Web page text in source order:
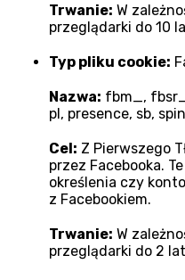
Trwanie: W
przeglądarki do 10
Typ pliku cookie:
Nazwa: fbm_,
pl, presence, sb,
Cel: Z Pierwszego
przez Facebooka.
określenia czy
z Facebookiem.
Trwanie: W
przeglądarki do 2